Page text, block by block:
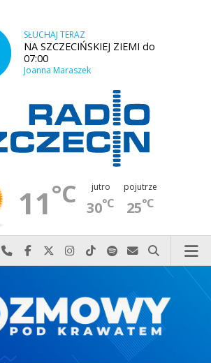
SŁUCHAJ TERAZ
NA SZCZECIŃSKIEJ ZIEMI do
07:00
Joanna Maraszek
11°C jutro
30°C
pojutrze
25°C
Najlepiej po prostu do nas zadzwoń
Odwiedź nas na Facebook-u
Odwiedź nas na X
Odwiedź nas na Instagram-ie
Odwiedź nas na TikTok-u
Szukaj nas na Spotify
Wyślij do nas
Szukaj